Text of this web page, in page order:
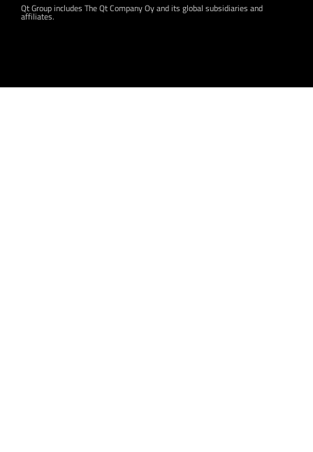
Qt Group includes The Qt Company Oy and its global subsidiaries and
affiliates.